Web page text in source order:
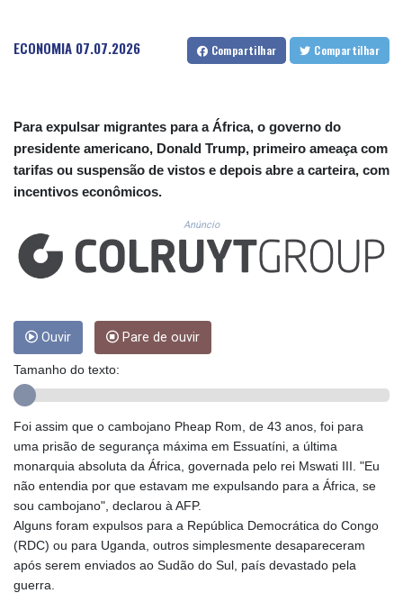
CUP 30.533527
CVE 110.287357
DKK 7.475736
DOP 67.265387
DZD 153.102878
EGP 57.247371
FJD 2.552604
FKP 0.856369
GBP 0.856512
GHS 13.568751
GIP 0.856369
GYD 241.504196
HKD 9.039024
HNL 30.940078
HRK 7.533599
HTG 150.927975
HUF 365.333043
IDR 20624.533343
ILS 3.472762
ECONOMIA 07.07.2026 Compartilhar Compartilhar
Para expulsar migrantes para a África, o governo do
presidente americano, Donald Trump, primeiro ameaça com
tarifas ou suspensão de vistos e depois abre a carteira, com
incentivos econômicos.
Anúncio
Ouvir Pare de ouvir
Tamanho do texto:
Foi assim que o cambojano Pheap Rom, de 43 anos, foi para
uma prisão de segurança máxima em Essuatíni, a última
monarquia absoluta da África, governada pelo rei Mswati III. "Eu
não entendia por que estavam me expulsando para a África, se
sou cambojano", declarou à AFP.
Alguns foram expulsos para a República Democrática do Congo
(RDC) ou para Uganda, outros simplesmente desapareceram
após serem enviados ao Sudão do Sul, país devastado pela
guerra.